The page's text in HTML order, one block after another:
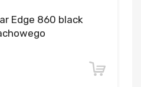
Edge 860 black